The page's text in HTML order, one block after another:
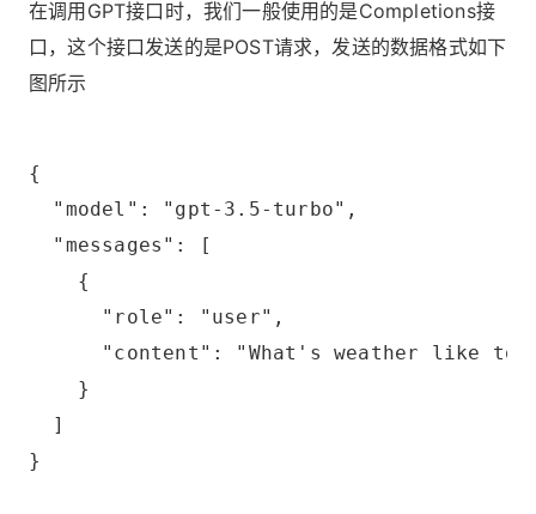
在调用GPT接口时，我们一般使用的是Completions接
口，这个接口发送的是POST请求，发送的数据格式如下
图所示
{
  "model": "gpt-3.5-turbo",
  "messages": [
    {
      "role": "user",
"content": "What's weather like
    }
  ]
}